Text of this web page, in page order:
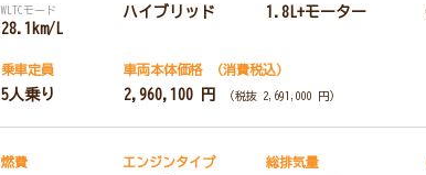
WLTCモード
28.1km/L
ハイブリッド 1.8L+モーター
乗車定員
5人乗り
車両本体価格 （消費税込）
2,960,100 円 （税抜 2,691,000 円）
燃費 エンジンタイプ 総排気量